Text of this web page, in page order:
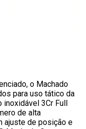
o Machado
para uso tático da
inoxidável 3Cr Full
de alta
ajuste de posição e